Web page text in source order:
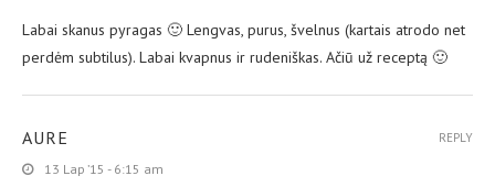
Labai skanus pyragas 🙂 Lengvas, purus, švelnus (kartais atrodo net
perdėm subtilus). Labai kvapnus ir rudeniškas. Ačiū už receptą 🙂
AURE
13 Lap ’15 - 6:15 am
REPLY